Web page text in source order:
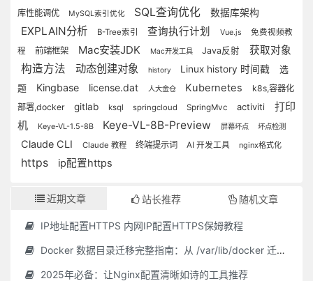
库性能调优
MySQL索引优化 SQL查询优化 数据库架构
EXPLAIN分析 B-Tree索引 查询执行计划 Vue.js
免费视频教
程
前端框架 Mac安装JDK Mac开发工具 Java反射 获取对象
构造方法 动态创建对象 history Linux history 时间戳
选
题
Kingbase license.dat 人大金仓 Kubernetes
k8s,容器化
部署,docker
gitlab ksql springcloud SpringMvc activiti
打印
机
Keye-VL-1.5-8B Keye-VL-8B-Preview 屏幕坏点 坏点检测
Claude CLI Claude 教程 终端提示词 AI 开发工具 nginx格式化
https ip配置https
近期文章 站长推荐 随机文章
IP地址配置HTTPS 内网IP配置HTTPS保姆教程
Docker 数据目录迁移完整指南：从 /var/lib/docker 迁移到自定义路径
2025年必备：让Nginx配置清晰如诗的工具推荐